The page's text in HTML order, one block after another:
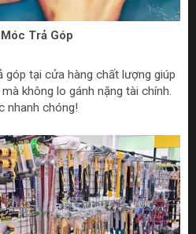
Trả Góp
tại cửa hàng chất lượng giúp
không lo gánh nặng tài chính.
nhanh chóng!